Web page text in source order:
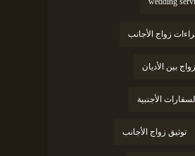
زواج الأجانب
بين الأديان
السفارات الأجنبية
توثيق زواج الأجانب